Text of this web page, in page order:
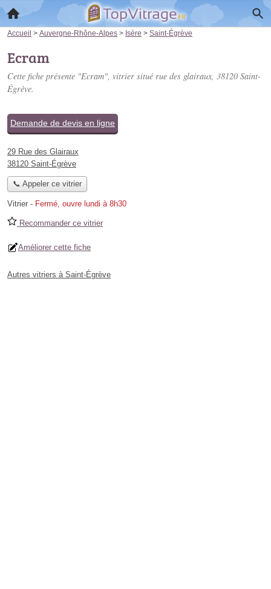
Accueil > Auvergne-Rhône-Alpes > Isère > Saint-Égrève
Ecram
Cette fiche présente "Ecram", vitrier situé rue des glairaux, 38120 Saint-
Égrève.
Demande de devis en ligne
29 Rue des Glairaux
38120 Saint-Égrève
📞 Appeler ce vitrier
Vitrier - Fermé, ouvre lundi à 8h30
Recommander ce vitrier
Améliorer cette fiche
Autres vitriers à Saint-Égrève